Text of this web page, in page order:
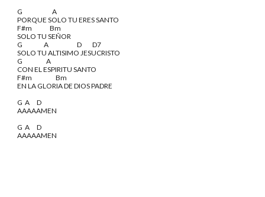
G                         A
PORQUE SOLO TU ERES SANTO
F#m               Bm
SOLO TU SEÑOR
G                  A                        D         D7
SOLO TU ALTISIMO JESUCRISTO
G                    A
CON EL ESPIRITU SANTO
F#m                    Bm
EN LA GLORIA DE DIOS PADRE
G  A      D
AAAAAMEN
G  A      D
AAAAAMEN